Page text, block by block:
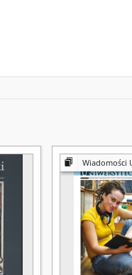
Wiadomości